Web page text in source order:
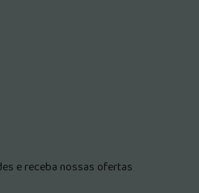
e receba nossas ofertas